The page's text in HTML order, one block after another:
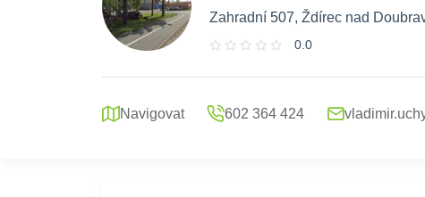
Zahradní 507, Ždírec nad
0.0
Navigovat 602 364 424